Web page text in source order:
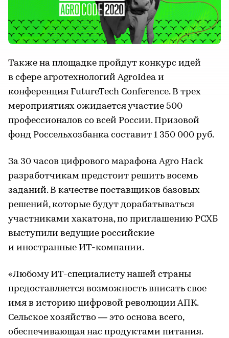
Также на площадке пройдут конкурс идей
в сфере агротехнологий AgroIdea и
конференция FutureTech Conference. В трех
мероприятиях ожидается участие 500
профессионалов со всей России. Призовой
фонд Россельхозбанка составит 1 350 000 руб.
За 30 часов цифрового марафона Agro Hack
разработчикам предстоит решить восемь
заданий. В качестве поставщиков базовых
решений, которые будут дорабатываться
участниками хакатона, по приглашению РСХБ
выступили ведущие российские
и иностранные ИТ-компании.
«Любому ИТ-специалисту нашей страны
предоставляется возможность вписать свое
имя в историю цифровой революции АПК.
Сельское хозяйство — это основа всего,
обеспечивающая нас продуктами питания.